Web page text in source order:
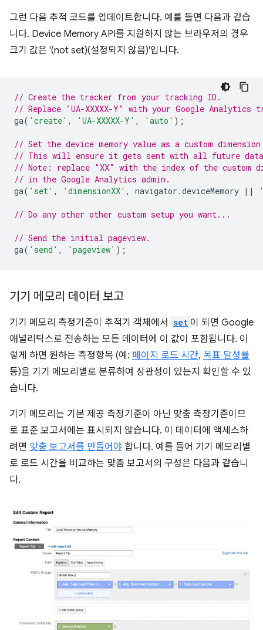
그런 다음 추적 코드를 업데이트합니다. 예를 들면 다음과 같습
니다. Device Memory API를 지원하지 않는 브라우저의 경우
크기 값은 '(not set)(설정되지 않음)'입니다.
// Create the tracker from your tracking ID.
// Replace "UA-XXXXX-Y" with your Google Analytics
ga( 'create' , 'UA-XXXXX-Y' , 'auto' );
// Set the device memory value as a custom
// This will ensure it gets sent with all future data
// Note: replace "XX" with the index of the custom
// in the Google Analytics admin.
ga( 'set' , 'dimensionXX' , navigator .deviceMemory ||
// Do any other other custom setup you want...
// Send the initial pageview.
ga( 'send' , 'pageview' );
기기 메모리 데이터 보고
기기 메모리 측정기준이 추적기 객체에서 set 이 되면 Google
애널리틱스로 전송하는 모든 데이터에 이 값이 포함됩니다. 이
렇게 하면 원하는 측정항목 (예: 페이지 로드 시간, 목표 달성률
등)을 기기 메모리별로 분류하여 상관성이 있는지 확인할 수 있
습니다.
기기 메모리는 기본 제공 측정기준이 아닌 맞춤 측정기준이므
로 표준 보고서에는 표시되지 않습니다. 이 데이터에 액세스하
려면 맞춤 보고서를 만들어야 합니다. 예를 들어 기기 메모리별
로 로드 시간을 비교하는 맞춤 보고서의 구성은 다음과 같습니
다.